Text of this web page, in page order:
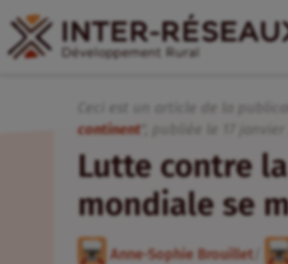
Ceci est un article de la
continent
Lutte contre
mondiale se
Anne-Sophie Brouillet